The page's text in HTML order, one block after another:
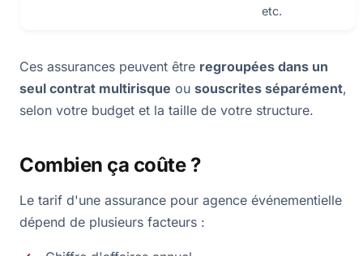
etc.
Ces assurances peuvent être regroupées dans un
seul contrat multirisque ou souscrites séparément,
selon votre budget et la taille de votre structure.
Combien ça coûte ?
Le tarif d'une assurance pour agence événementielle
dépend de plusieurs facteurs :